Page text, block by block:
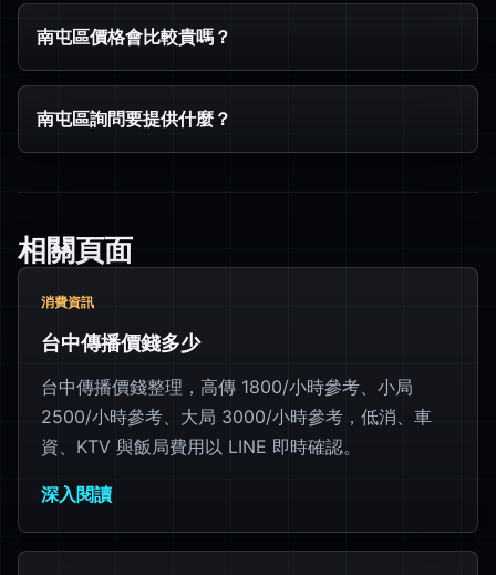
南屯區價格會比較貴嗎？
南屯區詢問要提供什麼？
相關頁面
消費資訊
台中傳播價錢多少
台中傳播價錢整理，高傳 1800/小時參考、小局
2500/小時參考、大局 3000/小時參考，低消、車
資、KTV 與飯局費用以 LINE 即時確認。
深入閱讀